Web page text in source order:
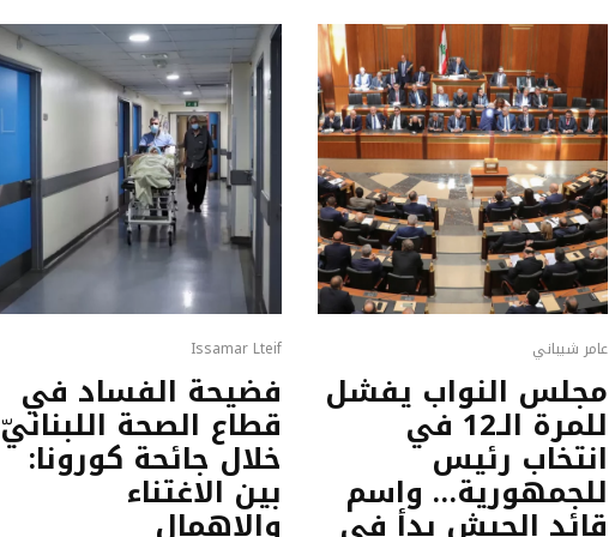
عامر شيباني
مجلس النواب يفشل
للمرة الـ12 في
انتخاب رئيس
للجمهورية… واسم
Issamar Lteif
فضيحة الفساد في
قطاع الصحة اللبنانيّ
خلال جائحة كورونا:
بين الاغتناء